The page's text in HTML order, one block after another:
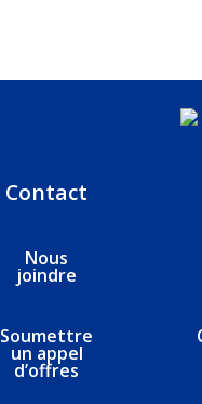
Contact
Nous
joindre
Soumettre
un appel
d’offres